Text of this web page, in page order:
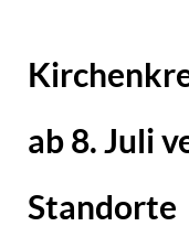
ab 8. Juli
Standorte